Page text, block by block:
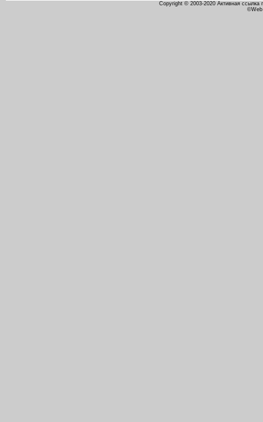
Copyright © 2003-2020 Активная ссылка